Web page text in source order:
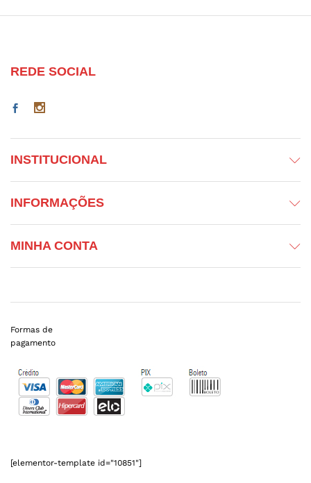
REDE SOCIAL
INSTITUCIONAL
INFORMAÇÕES
MINHA CONTA
[elementor-template id="10851"]
Formas de
pagamento